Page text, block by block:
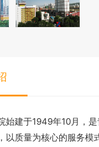
始建于1949年10月，
以质量为核心的服务模